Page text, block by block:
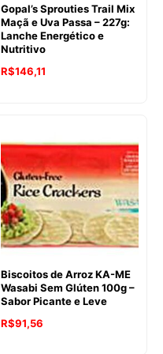
Gopal’s Sprouties Trail Mix
Maçã e Uva Passa – 227g:
Lanche Energético e
Nutritivo
R$146,11
Biscoitos de Arroz KA-ME
Wasabi Sem Glúten 100g –
Sabor Picante e Leve
R$91,56